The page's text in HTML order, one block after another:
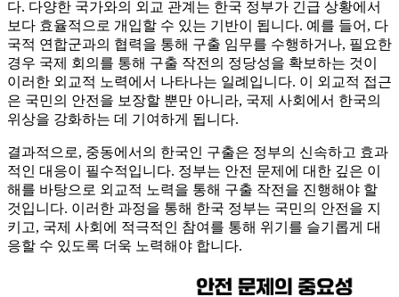
다. 다양한 국가와의 외교 관계는 한국 정부가 긴급 상황에서
보다 효율적으로 개입할 수 있는 기반이 됩니다. 예를 들어, 다
국적 연합군과의 협력을 통해 구출 임무를 수행하거나, 필요한
경우 국제 회의를 통해 구출 작전의 정당성을 확보하는 것이
이러한 외교적 노력에서 나타나는 일례입니다. 이 외교적 접근
은 국민의 안전을 보장할 뿐만 아니라, 국제 사회에서 한국의
위상을 강화하는 데 기여하게 됩니다.
결과적으로, 중동에서의 한국인 구출은 정부의 신속하고 효과
적인 대응이 필수적입니다. 정부는 안전 문제에 대한 깊은 이
해를 바탕으로 외교적 노력을 통해 구출 작전을 진행해야 할
것입니다. 이러한 과정을 통해 한국 정부는 국민의 안전을 지
키고, 국제 사회에 적극적인 참여를 통해 위기를 슬기롭게 대
응할 수 있도록 더욱 노력해야 합니다.